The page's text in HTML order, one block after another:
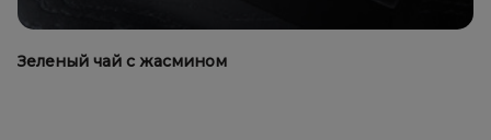
Зеленый чай с жасмином